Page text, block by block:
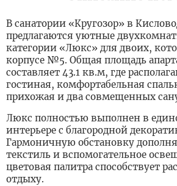
В санатории «Кругозор» в
предлагаются уютные
категории «Люкс» для двоих,
корпусе №5. Общая площадь
составляет 43.1 кв.м, где
гостиная, комфортабельная
прихожая и два совмещенных
Люкс полностью выполнен в
интерьере с благородной
Гармоничную обстановку
текстиль и вспомогательное
цветовая палитра способствует
отдыху.